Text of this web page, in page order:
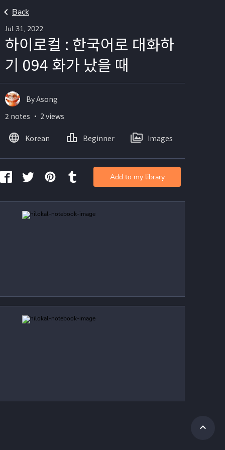
Back
Jul 31, 2022
하이로컬 : 한국어로 대화하
기 094 화가 났을 때
By Asong
2 notes ・ 2 views
Korean Beginner Images
Add to my library